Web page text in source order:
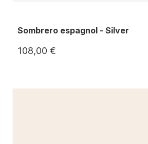
Sombrero espagnol - Silver
108,00 €